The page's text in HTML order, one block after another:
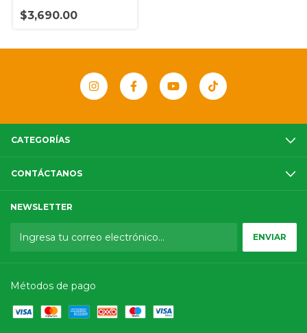
$3,690.00
CATEGORÍAS
CONTÁCTANOS
NEWSLETTER
Métodos de pago